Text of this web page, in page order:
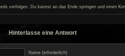
verfolgen. Du kannst an das Ende springen und einen
Hinterlasse eine Antwort
Name (erforderlich)